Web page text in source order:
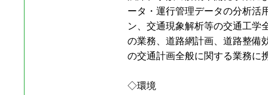
ータ・運行管理データの分析活
ン、交通現象解析等の交通工学
の業務、道路網計画、道路整備
の交通計画全般に関する業務に
◇環境